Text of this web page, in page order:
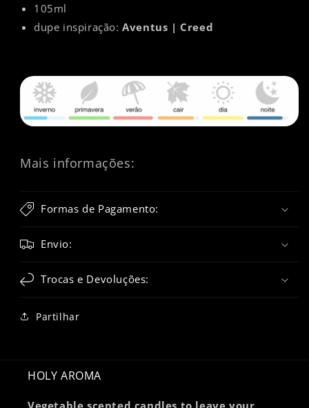
105ml
dupe inspiração:Aventus | Creed
Mais informações:
Formas de Pagamento:
Envio:
Trocas e Devoluções:
Partilhar
HOLY AROMA
Vegetable scented candles to leave your